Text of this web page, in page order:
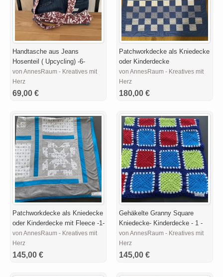
Handtasche aus Jeans
Hosenteil ( Upcycling) -6-
von AnnesRaum - Kreatives mit
Herz
69,00 €
Patchworkdecke als Kniedecke
oder Kinderdecke
von AnnesRaum - Kreatives mit
Herz
180,00 €
Patchworkdecke als Kniedecke
oder Kinderdecke mit Fleece -1-
von AnnesRaum - Kreatives mit
Herz
145,00 €
Gehäkelte Granny Square
Kniedecke- Kinderdecke - 1 -
von AnnesRaum - Kreatives mit
Herz
145,00 €